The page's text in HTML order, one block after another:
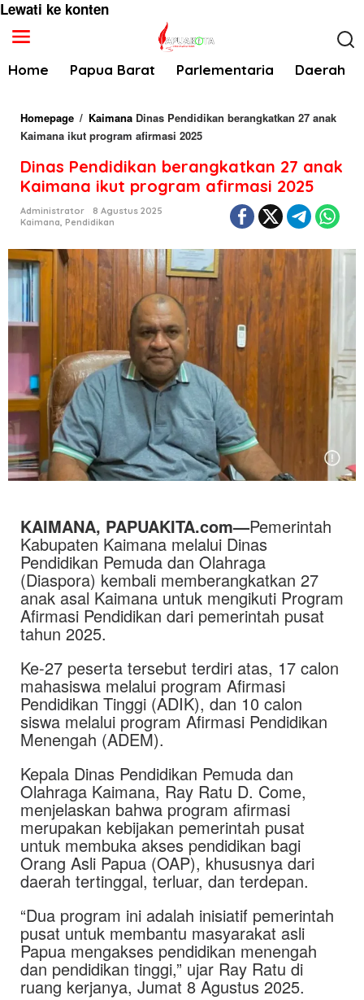
Lewati ke konten
Home Papua Barat Parlementaria Daerah
Homepage / Kaimana Dinas Pendidikan berangkatkan 27 anak
Kaimana ikut program afirmasi 2025
Dinas Pendidikan berangkatkan 27 anak
Kaimana ikut program afirmasi 2025
Administrator
8 Agustus 2025
Kaimana, Pendidikan
KAIMANA, PAPUAKITA.com—Pemerintah
Kabupaten Kaimana melalui Dinas
Pendidikan Pemuda dan Olahraga
(Diaspora) kembali memberangkatkan 27
anak asal Kaimana untuk mengikuti Program
Afirmasi Pendidikan dari pemerintah pusat
tahun 2025.
Ke-27 peserta tersebut terdiri atas, 17 calon
mahasiswa melalui program Afirmasi
Pendidikan Tinggi (ADIK), dan 10 calon
siswa melalui program Afirmasi Pendidikan
Menengah (ADEM).
Kepala Dinas Pendidikan Pemuda dan
Olahraga Kaimana, Ray Ratu D. Come,
menjelaskan bahwa program afirmasi
merupakan kebijakan pemerintah pusat
untuk membuka akses pendidikan bagi
Orang Asli Papua (OAP), khususnya dari
daerah tertinggal, terluar, dan terdepan.
“Dua program ini adalah inisiatif pemerintah
pusat untuk membantu masyarakat asli
Papua mengakses pendidikan menengah
dan pendidikan tinggi,” ujar Ray Ratu di
ruang kerjanya, Jumat 8 Agustus 2025.